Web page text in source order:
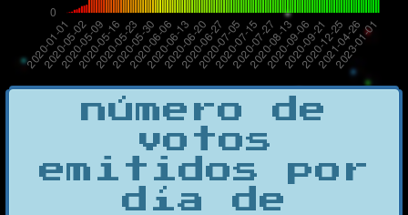
número de
votos
emitidos por
día de